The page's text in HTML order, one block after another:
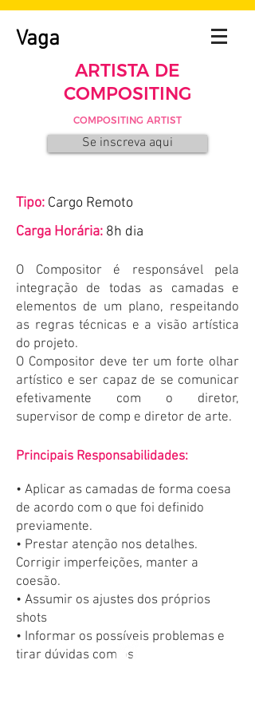
Vaga
ARTISTA DE
COMPOSITING
COMPOSITING ARTIST
Se inscreva aqui
Tipo: Cargo Remoto
Carga Horária: 8h dia
O Compositor é responsável pela
integração de todas as camadas e
elementos de um plano, respeitando
as regras técnicas e a visão artística
do projeto.
O Compositor deve ter um forte olhar
artístico e ser capaz de se comunicar
efetivamente com o diretor,
supervisor de comp e diretor de arte.
Principais Responsabilidades:
• Aplicar as camadas de forma coesa
de acordo com o que foi definido
previamente.
• Prestar atenção nos detalhes.
Corrigir imperfeições, manter a
coesão.
• Assumir os ajustes dos próprios
shots
• Informar os possíveis problemas e
tirar dúvidas com os